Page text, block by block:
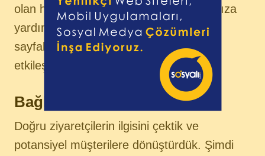
olan her iletişiminizden anlam çıkarmanıza
yardımcı olur – e-posta, açılış
sayfaları ve sosyal medyada yapılan
etkileşimler de kayıt altında tutulur.
Bağla
Doğru ziyaretçilerin ilgisini çektik ve
potansiyel müşterilere dönüştürdük. Şimdi